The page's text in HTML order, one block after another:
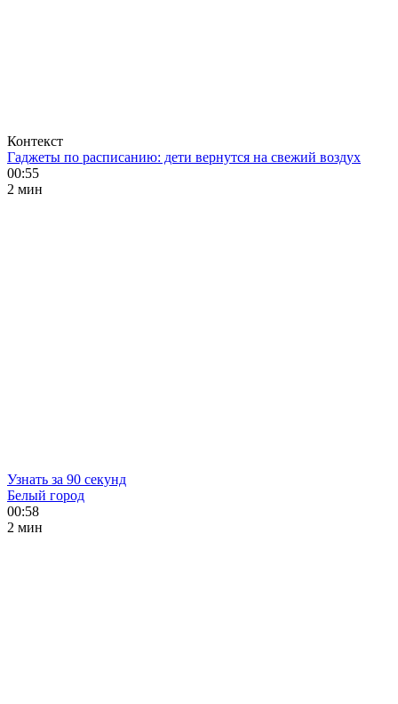
Контекст
Гаджеты по расписанию: дети вернутся на свежий воздух
00:55
2 мин
Узнать за 90 секунд
Белый город
00:58
2 мин